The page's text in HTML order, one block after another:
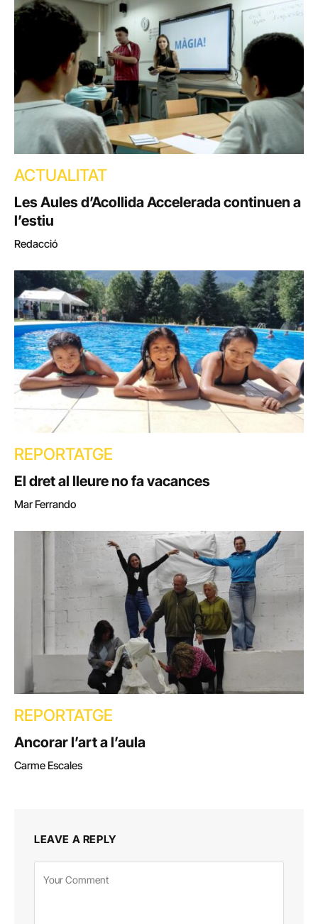
ACTUALITAT
Les Aules d’Acollida Accelerada continuen a
l’estiu
Redacció
REPORTATGE
El dret al lleure no fa vacances
Mar Ferrando
REPORTATGE
Ancorar l’art a l’aula
Carme Escales
LEAVE A REPLY